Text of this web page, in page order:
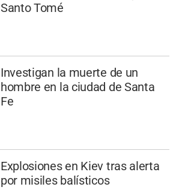
Santo Tomé
Investigan la muerte de un
hombre en la ciudad de Santa
Fe
Explosiones en Kiev tras alerta
por misiles balísticos